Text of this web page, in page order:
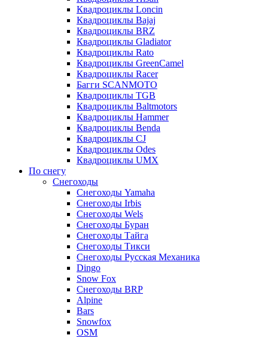
Квадроциклы Loncin
Квадроциклы Bajaj
Квадроциклы BRZ
Квадроциклы Gladiator
Квадроциклы Rato
Квадроциклы GreenCamel
Квадроциклы Racer
Багги SCANMOTO
Квадроциклы TGB
Квадроциклы Baltmotors
Квадроциклы Hammer
Квадроциклы Benda
Квадроциклы CJ
Квадроциклы Odes
Квадроциклы UMX
По снегу
Снегоходы
Снегоходы Yamaha
Снегоходы Irbis
Снегоходы Wels
Снегоходы Буран
Снегоходы Тайга
Снегоходы Тикси
Снегоходы Русская Механика
Dingo
Snow Fox
Снегоходы BRP
Alpine
Bars
Snowfox
OSM